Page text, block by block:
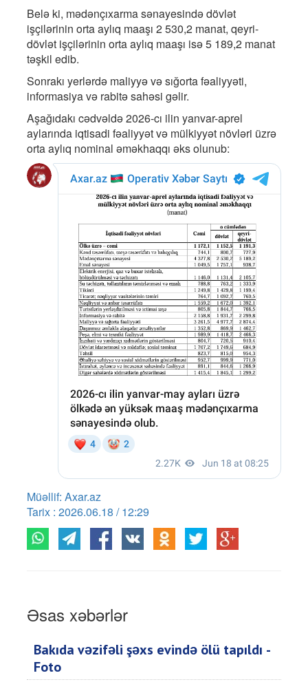
Belə ki, mədənçıxarma sənayesində dövlət
işçilərinin orta aylıq maaşı 2 530,2 manat, qeyri-
dövlət işçilərinin orta aylıq maaşı isə 5 189,2 manat
təşkil edib.
Sonrakı yerlərdə maliyyə və sığorta fəaliyyəti,
informasiya və rabitə sahəsi gəlir.
Aşağıdakı cədvəldə 2026-cı ilin yanvar-aprel
aylarında iqtisadi fəaliyyət və mülkiyyət növləri üzrə
orta aylıq nominal əməkhaqqı əks olunub:
Müəllif: Axar.az
Tarix : 2026.06.18 / 12:29
Əsas xəbərlər
Bakıda vəzifəli şəxs evində ölü tapıldı -
Foto